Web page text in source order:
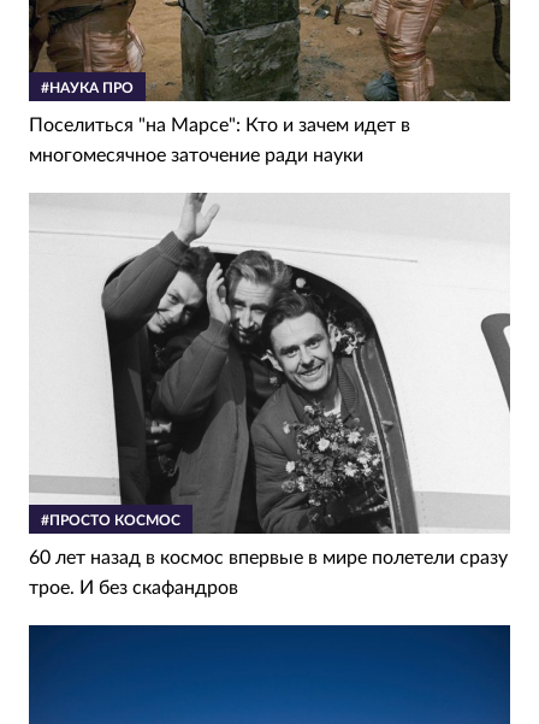
#НАУКА ПРО
Поселиться "на Марсе": Кто и зачем идет в
многомесячное заточение ради науки
#ПРОСТО КОСМОС
60 лет назад в космос впервые в мире полетели сразу
трое. И без скафандров